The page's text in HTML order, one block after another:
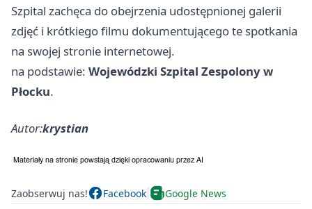
Szpital zachęca do obejrzenia udostępnionej galerii
zdjęć i krótkiego filmu dokumentującego te spotkania
na swojej stronie internetowej.
na podstawie: Wojewódzki Szpital Zespolony w
Płocku.
Autor:krystian
Zaobserwuj nas! Facebook Google News